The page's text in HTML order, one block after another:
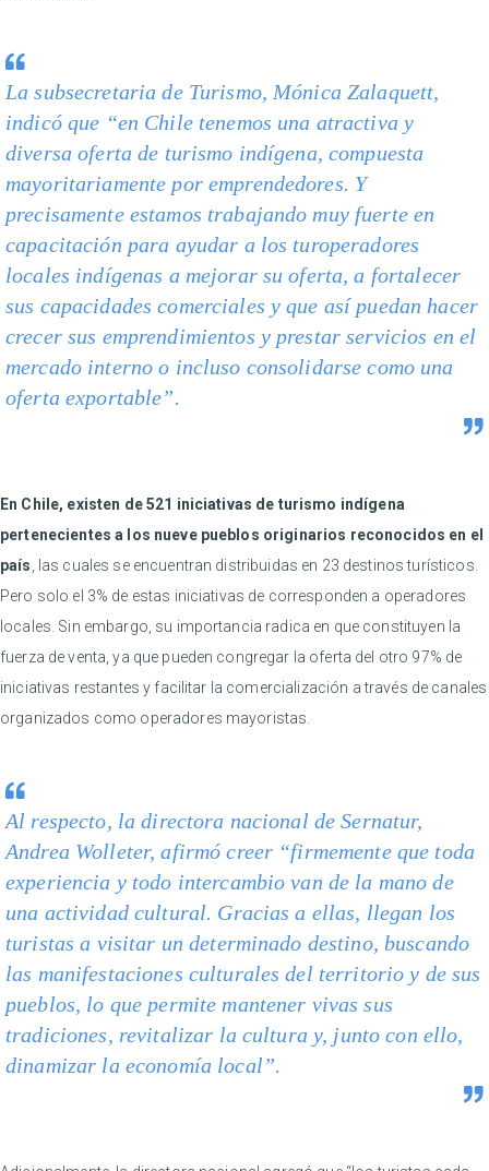
La subsecretaria de Turismo, Mónica Zalaquett,
indicó que “en Chile tenemos una atractiva y
diversa oferta de turismo indígena, compuesta
mayoritariamente por emprendedores. Y
precisamente estamos trabajando muy fuerte en
capacitación para ayudar a los turoperadores
locales indígenas a mejorar su oferta, a fortalecer
sus capacidades comerciales y que así puedan hacer
crecer sus emprendimientos y prestar servicios en el
mercado interno o incluso consolidarse como una
oferta exportable”.
En Chile, existen de 521 iniciativas de turismo indígena
pertenecientes a los nueve pueblos originarios reconocidos en el
país , las cuales se encuentran distribuidas en 23 destinos turísticos.
Pero solo el 3% de estas iniciativas de corresponden a operadores
locales. Sin embargo, su importancia radica en que constituyen la
fuerza de venta, ya que pueden congregar la oferta del otro 97% de
iniciativas restantes y facilitar la comercialización a través de canales
organizados como operadores mayoristas.
Al respecto, la directora nacional de Sernatur,
Andrea Wolleter, afirmó creer “firmemente que toda
experiencia y todo intercambio van de la mano de
una actividad cultural. Gracias a ellas, llegan los
turistas a visitar un determinado destino, buscando
las manifestaciones culturales del territorio y de sus
pueblos, lo que permite mantener vivas sus
tradiciones, revitalizar la cultura y, junto con ello,
dinamizar la economía local”.